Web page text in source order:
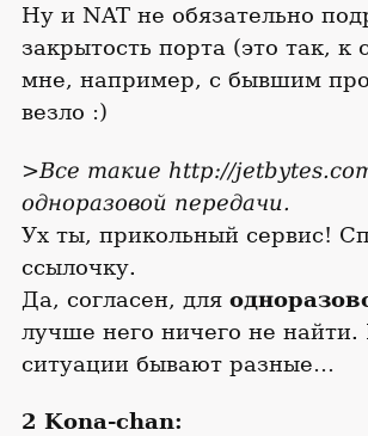
Ну и NAT не обязательно
закрытость порта (это так, к
мне, например, с бывшим
везло :)
>Все такие http://
одноразовой передачи.
Ух ты, прикольный сервис!
ссылочку.
Да, согласен, для
лучше него ничего не найти.
ситуации бывают разные…
2 Kona-chan: